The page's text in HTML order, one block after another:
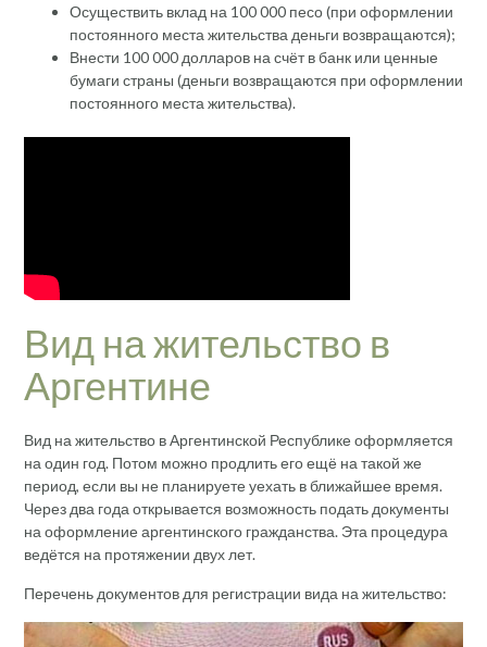
Осуществить вклад на 100 000 песо (при оформлении
постоянного места жительства деньги возвращаются);
Внести 100 000 долларов на счёт в банк или ценные
бумаги страны (деньги возвращаются при оформлении
постоянного места жительства).
Вид на жительство в
Аргентине
Вид на жительство в Аргентинской Республике оформляется
на один год. Потом можно продлить его ещё на такой же
период, если вы не планируете уехать в ближайшее время.
Через два года открывается возможность подать документы
на оформление аргентинского гражданства. Эта процедура
ведётся на протяжении двух лет.
Перечень документов для регистрации вида на жительство: